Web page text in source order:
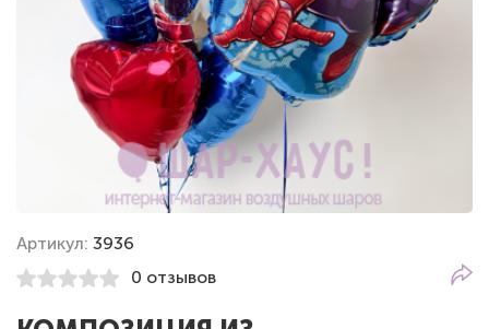
Артикул: 3936
0 отзывов